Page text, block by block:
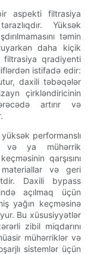
aspekti filtrasiya
Yüksək
təmin
daha kiçik
filtrasiya qradiyenti
istifadə edir:
daxili təbəqələr
çirkləndiricinin
artırır və
performanslı
və ya mühərrik
qarşısını
və geri
Daxili bypass
açılmaq üçün
yağın keçməsinə
Bu xüsusiyyətlər
zibil miqdarını
mühərriklər və
sistemlər üçün